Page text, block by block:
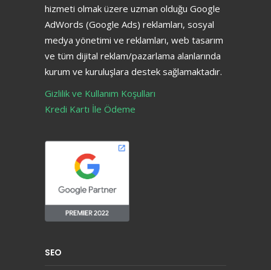
hizmeti olmak üzere uzman olduğu Google
AdWords (Google Ads) reklamları, sosyal
medya yönetimi ve reklamları, web tasarım
ve tüm dijital reklam/pazarlama alanlarında
kurum ve kuruluşlara destek sağlamaktadır.
Gizlilik ve Kullanım Koşulları
Kredi Kartı İle Ödeme
SEO